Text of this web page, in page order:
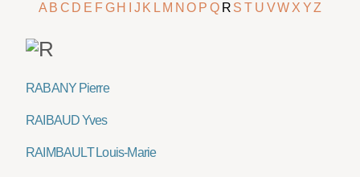
A B C D E F G H J K L M NO P Q R ST U VW X YZ
RABANY Pierre
RAIBAUD Yves
RAIMBAULT Louis-Marie